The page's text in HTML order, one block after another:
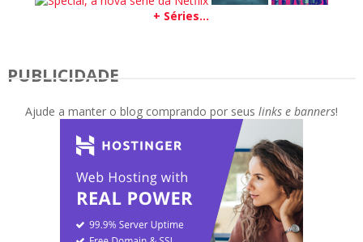
+ Séries...
PUBLICIDADE
Ajude a manter o blog comprando por seus links e banners!